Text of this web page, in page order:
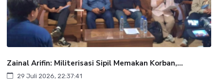
Zainal Arifin: Militerisasi Sipil Memakan Korban,...
29 Juli 2026, 22:37:41